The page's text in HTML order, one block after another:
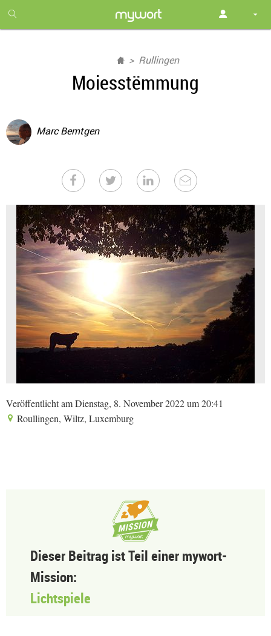
month
free
Rullingen
Moiesstëmmung
Marc Bemtgen
Veröffentlicht am Dienstag, 8. November 2022 um 20:41
Roullingen, Wiltz, Luxemburg
Dieser Beitrag ist Teil einer mywort-
Mission:
Lichtspiele